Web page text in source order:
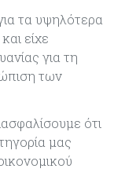
τα υψηλότερα
είχε
για τη
των
ότι
μας